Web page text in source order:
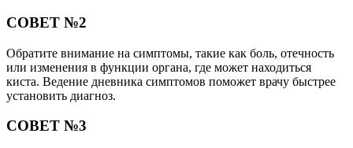
СОВЕТ №2
Обратите внимание на симптомы, такие как боль, отечность
или изменения в функции органа, где может находиться
киста. Ведение дневника симптомов поможет врачу быстрее
установить диагноз.
СОВЕТ №3